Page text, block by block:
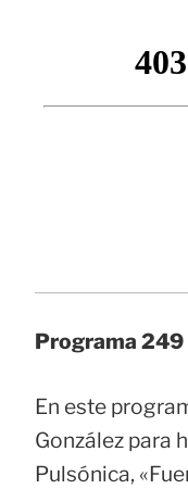
Programa 249
En este
González para
Pulsónica,